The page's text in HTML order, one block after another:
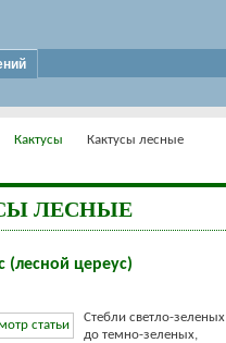
Кактусы Кактусы лесные
ЛЕСНЫЕ
(лесной цереус)
Стебли светло-зеленых
до темно-зеленых,